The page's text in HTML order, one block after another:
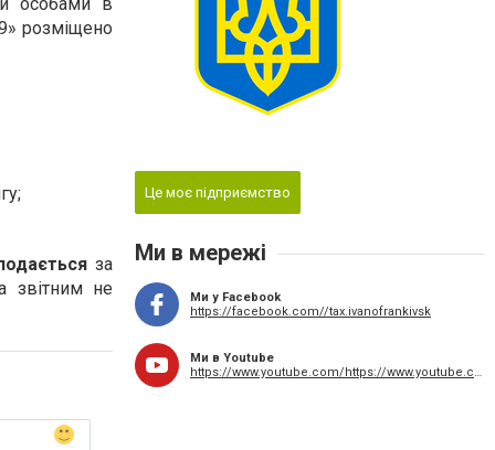
розміщено
за
звітним не
Це моє підприємство
Ми в мережі
Ми у Facebook
https://facebook.com//tax.ivanofrankivsk
Ми в Youtube
https://www.youtube.com/https://www.youtube.com/user/odpaif